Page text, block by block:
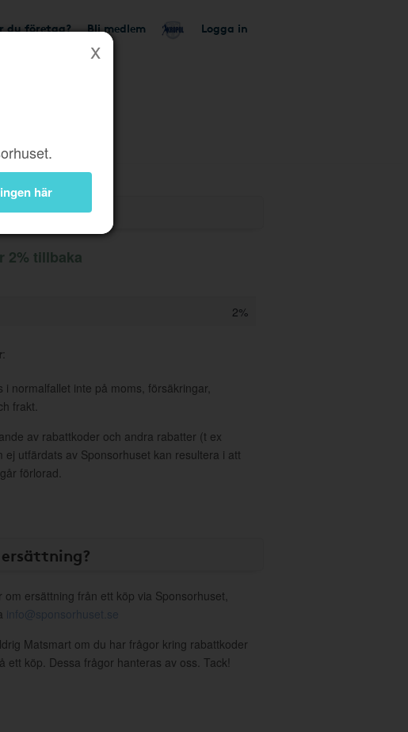
du företag? Bli medlem Logga in
här
2% tillbaka
2%
:
i normalfallet inte på moms, försäkringar,
frakt.
av rabattkoder och andra rabatter (t ex
ej utfärdats av Sponsorhuset kan resultera i att
förlorad.
om ersättning från ett köp via Sponsorhuset,
info@sponsorhuset.se
Matsmart om du har frågor kring rabattkoder
ett köp. Dessa frågor hanteras av oss. Tack!